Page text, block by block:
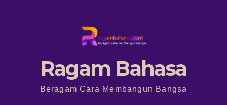
Ragam Bahasa
Beragam Cara Membangun Bangsa